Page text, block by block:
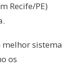
Recife/PE)
sistema
os